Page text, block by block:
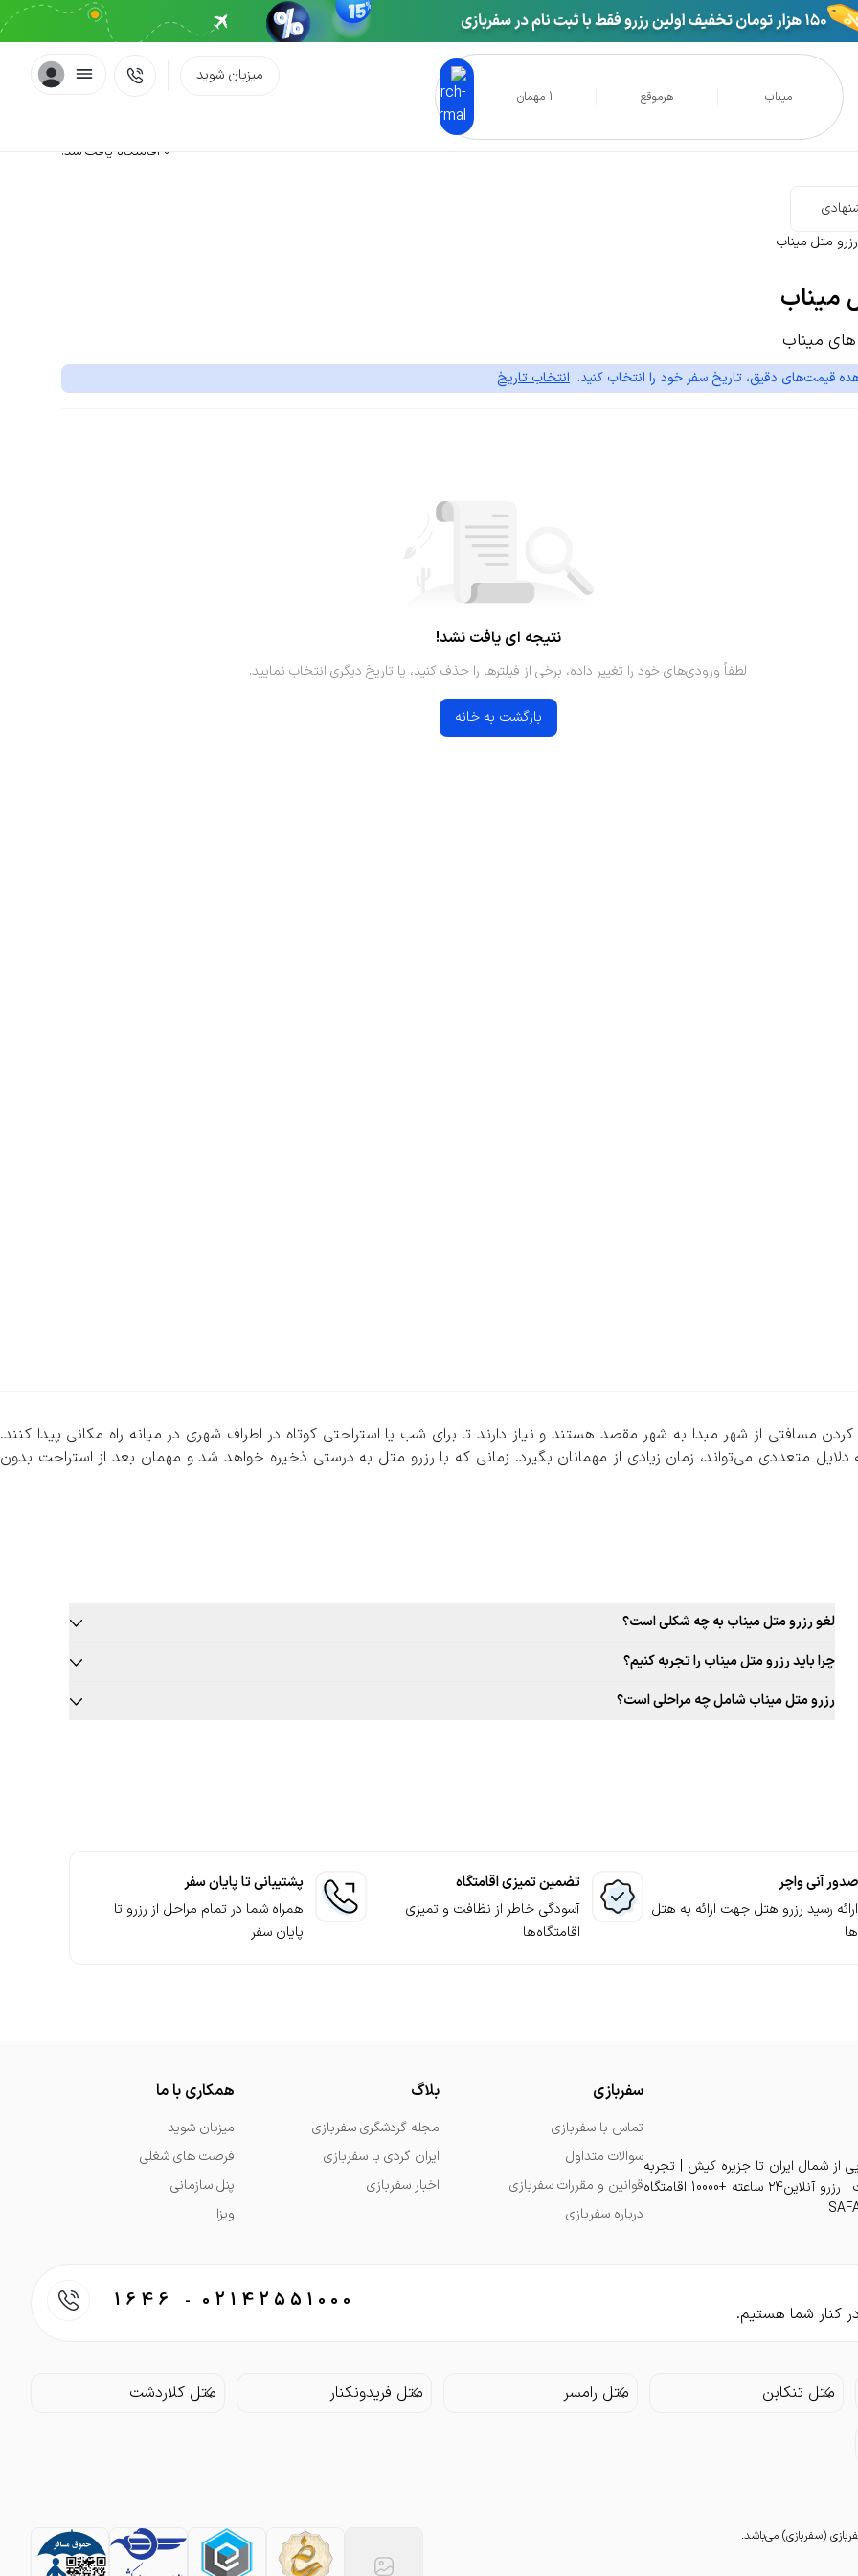
میزبان شوید
میناب هرموقع 1 مهمان
0 اقامتگاه یافت شد.
رزرو متل میناب
میناب
میناب
قیمت‌های دقیق، تاریخ سفر خود را انتخاب کنید. انتخاب تاریخ
نتیجه ای یافت نشد!
لطفاً ورودی‌های خود را تغییر داده، برخی از فیلترها را حذف کنید، یا تاریخ دیگری انتخاب نمایید.
بازگشت به خانه
مسافتی از شهر مبدا به شهر مقصد هستند و نیاز دارند تا برای شب یا استراحتی کوتاه در اطراف شهری در میانه راه مکانی پیدا کنند.
متعددی می‌تواند، زمان زیادی از مهمانان بگیرد. زمانی که با رزرو متل به درستی ذخیره خواهد شد و مهمان بعد از استراحت بدون
می‌شوند. در این مدل از اقامتگاه‌ها، میزبان با در نظر گرفتن امکانات جانبی کمتر(مانند امکانات ورزشی و…) سعی می‌کند، فضایی مناسب
فراهم آورد. این کار باعث می‌شود تا مهمان هم هزینه کمتری برای رزرو متل نسبت به رزرو یا اجاره سایر اقامتگاه‌ها پرداخت کند.
در این صفحه با انتخاب امکانات، بازه قیمتی و سایر موارد و نکات مورد نیاز خود می‌توانید لیست اقامتگاه‌های مورد نظرتان را به
و…)، امکانات دقیق و مشخص، مسیر دسترسی و نظرات مهمانان قبلی خواهد بود. این موارد برای کمک به شما در انتخاب بهتر ایجاد شده
حضور در محل متل، انتخابی مطمئن داشته باشید.
لغو رزرو متل میناب به چه شکلی است؟
قوانین لغو رزرو متل این شهر به صورت ثابت برای تمامی متل قابل ارائه نیست. حتما در زمان رزرو متل مورد نظر خود به قوانین لغو توجه کنید.
چرا باید رزرو متل میناب را تجربه کنیم؟
بافت سنتی و جذاب این شهر، غذاهای محلی و بومی جذاب، فرهنگ غنی، تجربه‌های جذاب و به یادماندنی اقامت در متل این شهر و … دلایلی
جذاب برای رزرو متل میناب است.
رزرو متل میناب شامل چه مراحلی است؟
صدور آنی واچر
ارائه رسید رزرو هتل جهت ارائه به هتل
ها
تضمین تمیزی اقامتگاه
آسودگی خاطر از نظافت و تمیزی
اقامتگاه‌ها
پشتیبانی تا پایان سفر
همراه شما در تمام مراحل از رزرو تا
پایان سفر
از شمال ایران تا جزیره کیش | تجربه
اقامت دلنشین در بهترین هتل و ویلا و آپارتمان و سوئیت با بهترین قیمت | رزرو آنلاین۲۴ ساعته +10000 اقامتگاه
سفربازی
تماس با سفربازی
سوالات متداول
قوانین و مقررات سفربازی
درباره سفربازی
بلاگ
مجله گردشگری سفربازی
ایران گردی با سفربازی
اخبار سفربازی
همکاری با ما
میزبان شوید
فرصت های شغلی
پنل سازمانی
ویزا
02142551000
-
1646
متل تنکابن متل رامسر متل فریدونکنار متل کلاردشت
(سفربازی) می‌باشد.